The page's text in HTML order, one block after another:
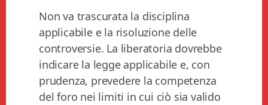
Non va trascurata la disciplina
applicabile e la risoluzione delle
controversie. La liberatoria dovrebbe
indicare la legge applicabile e, con
prudenza, prevedere la competenza
del foro nei limiti in cui ciò sia valido